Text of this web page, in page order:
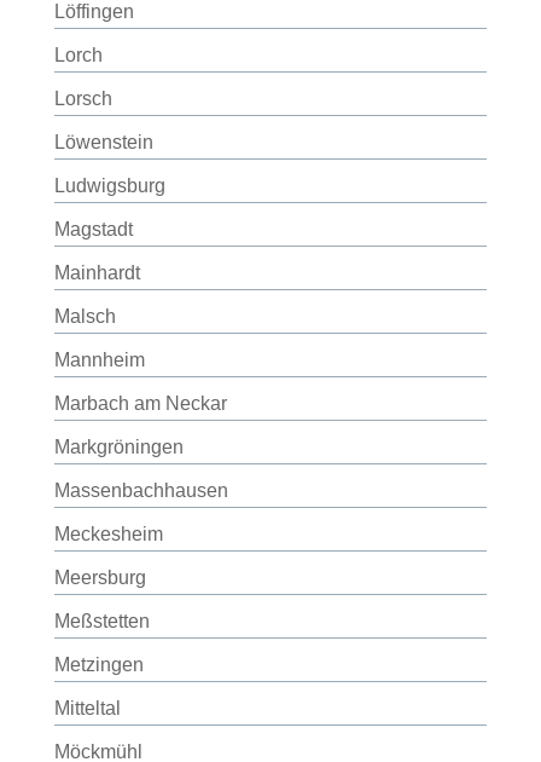
Löffingen
Lorch
Lorsch
Löwenstein
Ludwigsburg
Magstadt
Mainhardt
Malsch
Mannheim
Marbach am Neckar
Markgröningen
Massenbachhausen
Meckesheim
Meersburg
Meßstetten
Metzingen
Mitteltal
Möckmühl